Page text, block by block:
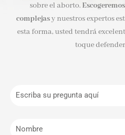
sobre el aborto.
complejasy nuestros expertos
esta forma, usted tendrá
toque